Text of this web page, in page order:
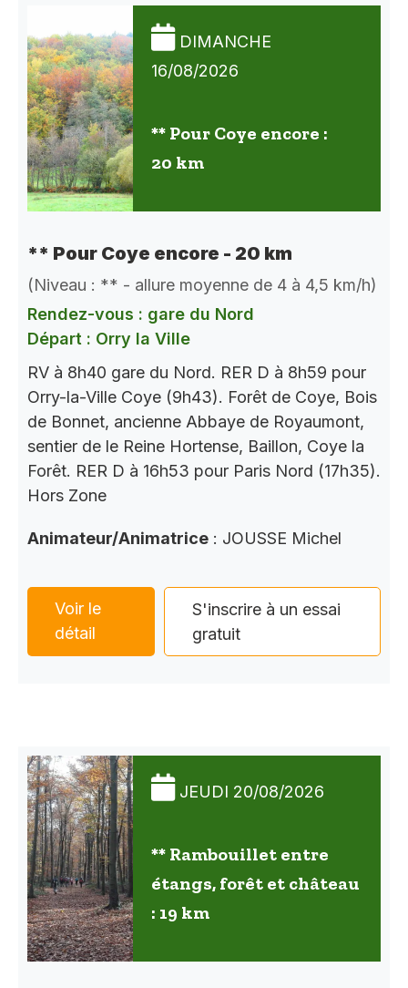
DIMANCHE
16/08/2026
** Pour Coye encore :
20 km
** Pour Coye encore - 20 km
(Niveau : ** - allure moyenne de 4 à 4,5 km/h)
Rendez-vous : gare du Nord
Départ : Orry la Ville
RV à 8h40 gare du Nord. RER D à 8h59 pour
Orry-la-Ville Coye (9h43). Forêt de Coye, Bois
de Bonnet, ancienne Abbaye de Royaumont,
sentier de le Reine Hortense, Baillon, Coye la
Forêt. RER D à 16h53 pour Paris Nord (17h35).
Hors Zone
Animateur/Animatrice : JOUSSE Michel
Voir le
détail
S'inscrire à un essai
gratuit
JEUDI 20/08/2026
** Rambouillet entre
étangs, forêt et château
: 19 km